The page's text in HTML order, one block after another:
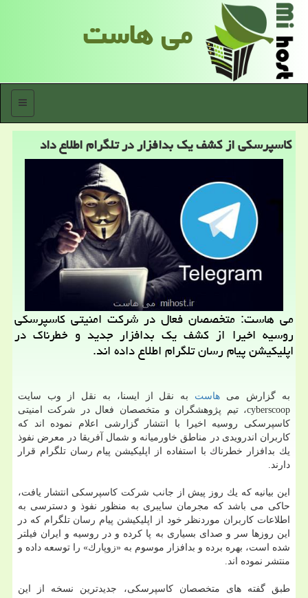
می هاست
منو
كاسپرسكی از كشف یك بدافزار در تلگرام اطلاع داد
می هاست: متخصصان فعال در شركت امنیتی كاسپرسكی
روسیه اخیرا از كشف یك بدافزار جدید و خطرناك در
اپلیكیشن پیام رسان تلگرام اطلاع داده اند.
به گزارش می هاست به نقل از ایسنا، به نقل از وب سایت
cyberscoop، تیم پژوهشگران و متخصصان فعال در شركت امنیتی
كاسپرسكی روسیه اخیرا با انتشار گزارشی اعلام نموده اند كه
كاربران اندرویدی در مناطق خاورمیانه و شمال آفریقا در معرض نفوذ
یك بدافزار خطرناك با استفاده از اپلیكیشن پیام رسان تلگرام قرار
دارند.
این بیانیه كه یك روز پیش از جانب شركت كاسپرسكی انتشار یافت،
حاكی می باشد كه مجرمان سایبری به منظور نفوذ و دسترسی به
اطلاعات كاربران موردنظر خود از اپلیكیشن پیام رسان تلگرام كه در
این روزها سر و صدای بسیاری به پا كرده و در روسیه و ایران فیلتر
شده است، بهره برده و بدافزار موسوم به «زوپارك» را توسعه داده و
منتشر نموده اند.
طبق گفته های متخصصان كاسپرسكی، جدیدترین نسخه از این